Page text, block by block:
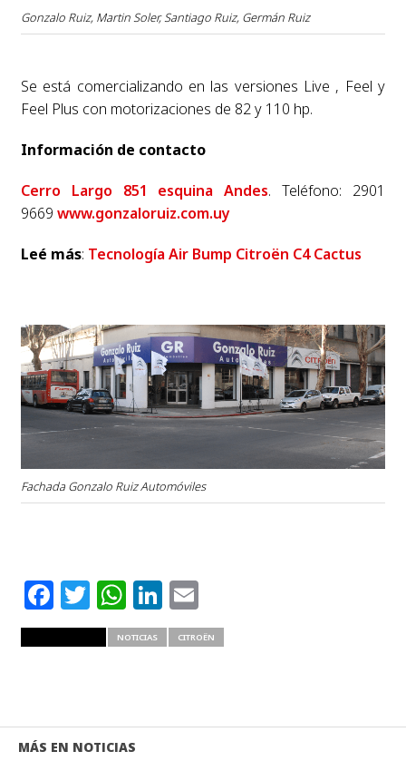
Gonzalo Ruiz, Martin Soler, Santiago Ruiz, Germán Ruiz
Se está comercializando en las versiones Live , Feel y
Feel Plus con motorizaciones de 82 y 110 hp.
Información de contacto
Cerro Largo 851 esquina Andes. Teléfono: 2901
9669 www.gonzaloruiz.com.uy
Leé más: Tecnología Air Bump Citroën C4 Cactus
Fachada Gonzalo Ruiz Automóviles
Facebook
Twitter
WhatsApp
LinkedIn
Email
NOTICIAS CITROËN
MÁS EN NOTICIAS